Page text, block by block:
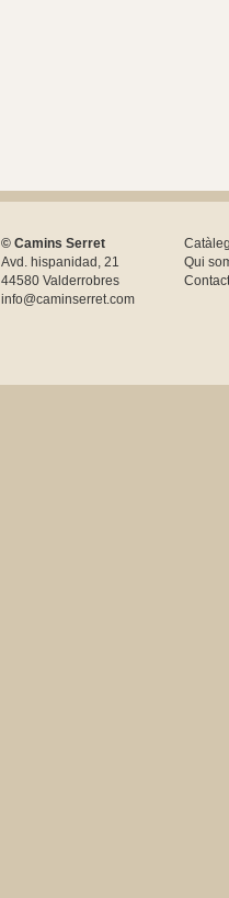
© Camins Serret
Avd. hispanidad, 21
44580 Valderrobres
info@caminserret.com
Qui